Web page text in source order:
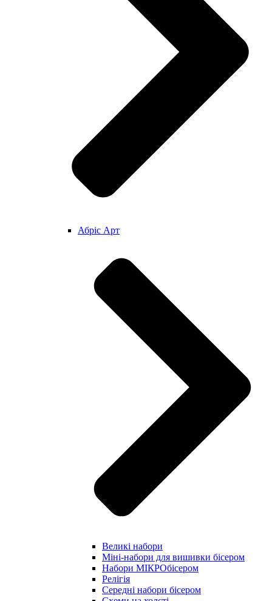
Абріс Арт
Великі набори
Міні-набори для вишивки бісером
Набори МІКРОбісером
Релігія
Середні набори бісером